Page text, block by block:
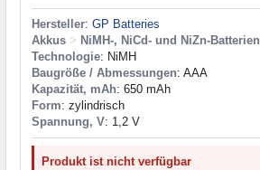
Hersteller: GP Batteries
Akkus > NiMH-, NiCd- und NiZn-Batterien
Technologie: NiMH
Baugröße / Abmessungen: AAA
Kapazität, mAh: 650 mAh
Form: zylindrisch
Spannung, V: 1,2 V
Produkt ist nicht verfügbar